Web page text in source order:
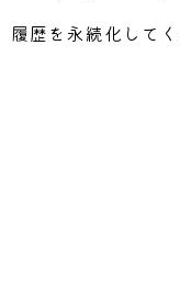
履歴を永続化して